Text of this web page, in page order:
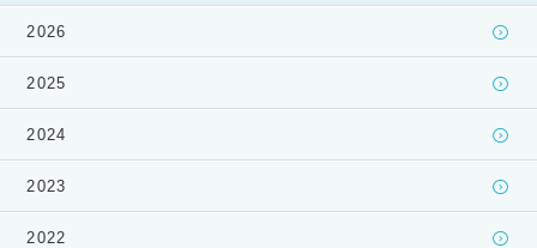
2026
2025
2024
2023
2022